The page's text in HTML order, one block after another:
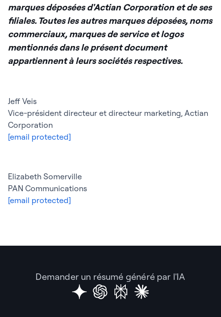
marques déposées d'Actian Corporation et de ses
filiales. Toutes les autres marques déposées, noms
commerciaux, marques de service et logos
mentionnés dans le présent document
appartiennent à leurs sociétés respectives.
Jeff Veis
Vice-président directeur et directeur marketing, Actian
Corporation
[email protected]
Elizabeth Somerville
PAN Communications
[email protected]
Demander un résumé généré par l'IA